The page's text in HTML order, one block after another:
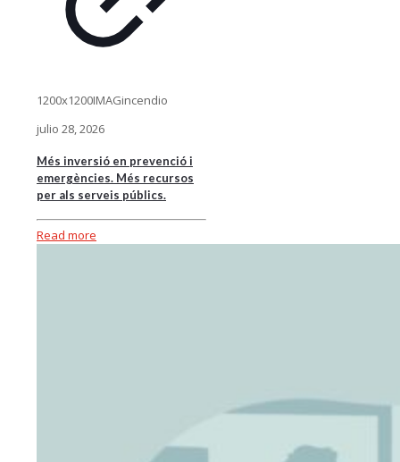
1200x1200IMAGincendio
julio 28, 2026
Més inversió en prevenció i
emergències. Més recursos
per als serveis públics.
Read more